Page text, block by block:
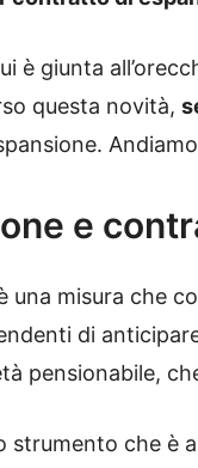
è giunta
questa novità,
e
una misura che
di
pensionabile,
strumento che è